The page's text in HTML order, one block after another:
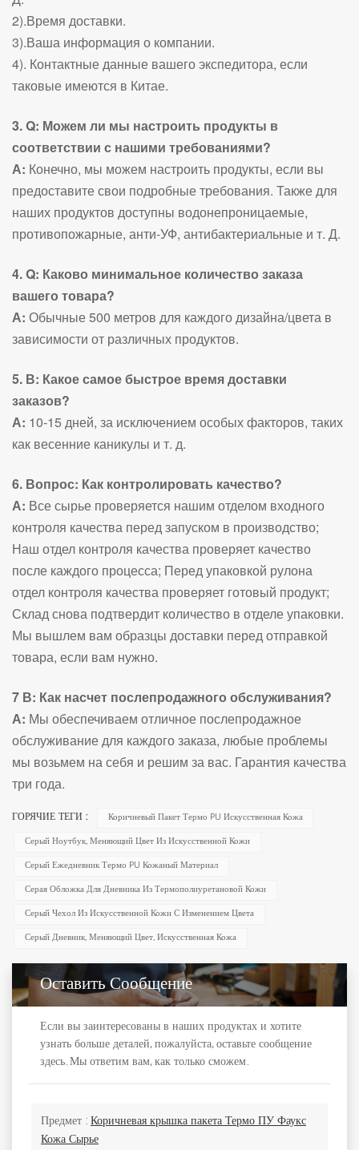
2).Время доставки.
3).Ваша информация о компании.
4). Контактные данные вашего экспедитора, если
таковые имеются в Китае.
3. Q: Можем ли мы настроить продукты в
соответствии с нашими требованиями?
А: Конечно, мы можем настроить продукты, если вы
предоставите свои подробные требования. Также для
наших продуктов доступны водонепроницаемые,
противопожарные, анти-УФ, антибактериальные и т. Д.
4. Q: Каково минимальное количество заказа
вашего товара?
А: Обычные 500 метров для каждого дизайна/цвета в
зависимости от различных продуктов.
5. В: Какое самое быстрое время доставки
заказов?
А: 10-15 дней, за исключением особых факторов, таких
как весенние каникулы и т. д.
6. Вопрос: Как контролировать качество?
А: Все сырье проверяется нашим отделом входного
контроля качества перед запуском в производство;
Наш отдел контроля качества проверяет качество
после каждого процесса; Перед упаковкой рулона
отдел контроля качества проверяет готовый продукт;
Склад снова подтвердит количество в отделе упаковки.
Мы вышлем вам образцы доставки перед отправкой
товара, если вам нужно.
7 В: Как насчет послепродажного обслуживания?
А: Мы обеспечиваем отличное послепродажное
обслуживание для каждого заказа, любые проблемы
мы возьмем на себя и решим за вас. Гарантия качества
три года.
ГОРЯЧИЕ ТЕГИ : Коричневый Пакет Термо PU Искусственная Кожа
Серый Ноутбук, Меняющий Цвет Из Искусственной Кожи
Серый Ежедневник Термо PU Кожаный Материал
Серая Обложка Для Дневника Из Термополиуретановой Кожи
Серый Чехол Из Искусственной Кожи С Изменением Цвета
Серый Дневник, Меняющий Цвет, Искусственная Кожа
Оставить Сообщение
Если вы заинтересованы в наших продуктах и хотите
узнать больше деталей, пожалуйста, оставьте сообщение
здесь. Мы ответим вам, как только сможем.
Предмет : Коричневая крышка пакета Термо ПУ Фаукс
Кожа Сырье